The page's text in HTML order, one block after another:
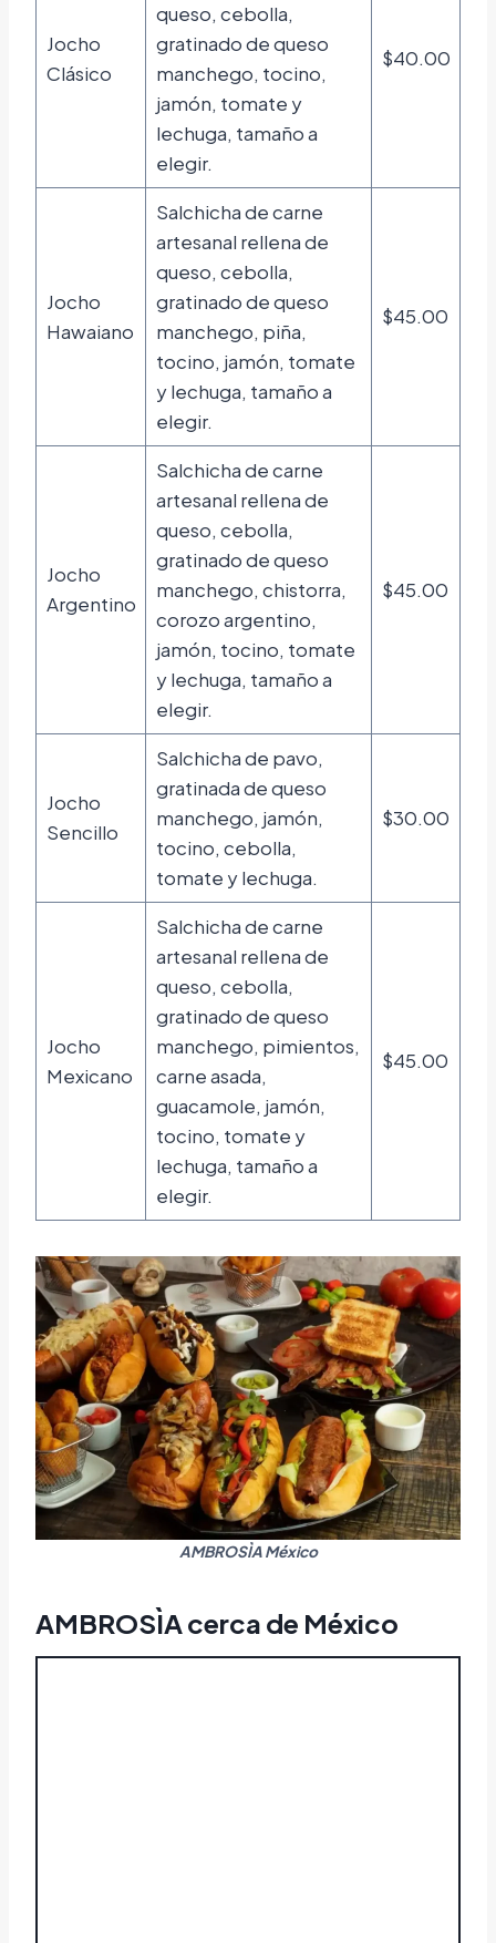
Jocho
Clásico
queso, cebolla,
gratinado de queso
manchego, tocino,
jamón, tomate y
lechuga, tamaño a
elegir.
$40.00
Jocho
Hawaiano
Salchicha de carne
artesanal rellena de
queso, cebolla,
gratinado de queso
manchego, piña,
tocino, jamón, tomate
y lechuga, tamaño a
elegir.
$45.00
Jocho
Argentino
Salchicha de carne
artesanal rellena de
queso, cebolla,
gratinado de queso
manchego, chistorra,
corozo argentino,
jamón, tocino, tomate
y lechuga, tamaño a
elegir.
$45.00
Jocho
Sencillo
Salchicha de pavo,
gratinada de queso
manchego, jamón,
tocino, cebolla,
tomate y lechuga.
$30.00
Jocho
Mexicano
Salchicha de carne
artesanal rellena de
queso, cebolla,
gratinado de queso
manchego, pimientos,
carne asada,
guacamole, jamón,
tocino, tomate y
lechuga, tamaño a
elegir.
$45.00
AMBROSÌA México
AMBROSÌA cerca de México